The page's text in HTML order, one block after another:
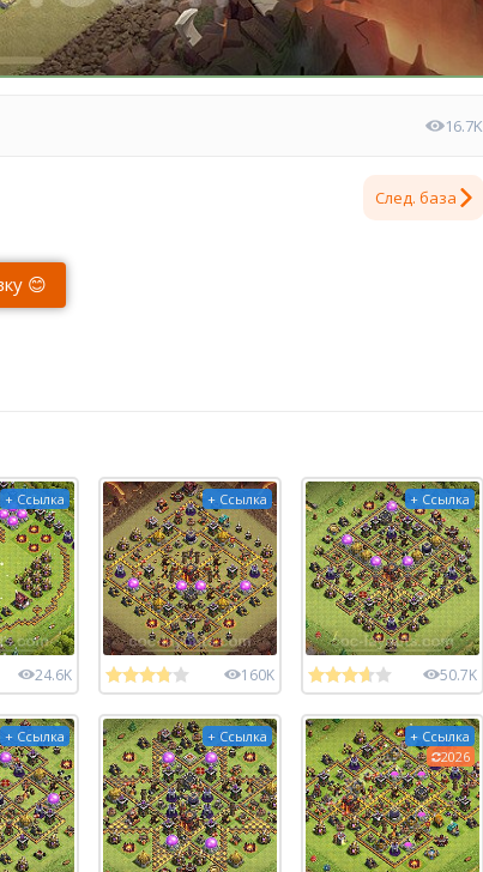
16.7K
След. база
😊
+ Ссылка
24.6K
+ Ссылка
160K
+ Ссылка
50.7K
+ Ссылка + Ссылка
+ Ссылка
2026